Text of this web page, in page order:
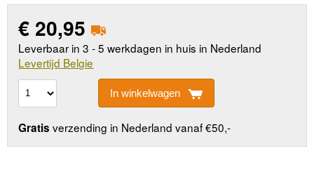
€ 20,95
Leverbaar in 3 - 5 werkdagen in huis in Nederland
Levertijd Belgie
In winkelwagen
Gratis verzending in Nederland vanaf €50,-